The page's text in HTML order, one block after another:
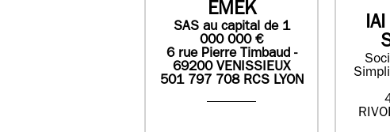
EMEK
SASau capital de 1
000 000€
6 rue Pierre Timbaud -
69200 VENISSIEUX
501 797 708 RCS LYON
IAI